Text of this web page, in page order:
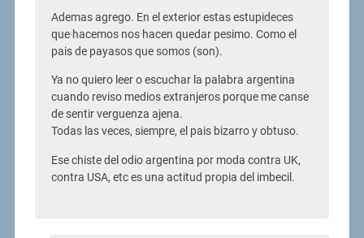
Ademas agrego. En el exterior estas estupideces
que hacemos nos hacen quedar pesimo. Como el
pais de payasos que somos (son).
Ya no quiero leer o escuchar la palabra argentina
cuando reviso medios extranjeros porque me canse
de sentir verguenza ajena.
Todas las veces, siempre, el pais bizarro y obtuso.
Ese chiste del odio argentina por moda contra UK,
contra USA, etc es una actitud propia del imbecil.